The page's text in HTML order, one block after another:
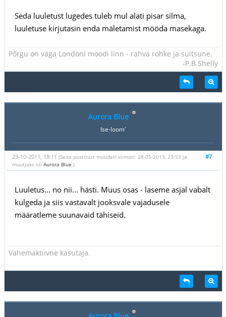
Seda luuletust lugedes tuleb mul alati pisar silma,
luuletuse kirjutasin enda mäletamist mööda masekaga.
Põrgu on väga Londoni moodi linn - rahva rohke ja suitsune.
-P.B.Shelly
Aurora Blue
Ise-loom'
#7
23-10-2011, 18:11 (Seda postitust muudeti viimati: 28-05-2013, 23:53 ja
muutjaks oli Aurora Blue .)
Luuletus... no nii... hästi. Muus osas - laseme asjal vabalt
kulgeda ja siis vastavalt jooksvale vajadusele
määratleme suunavaid tähiseid.
Vähemaktiivne kasutaja.